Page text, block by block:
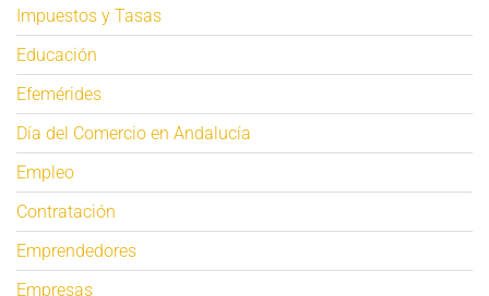
Impuestos y Tasas
Educación
Efemérides
Día del Comercio en Andalucía
Empleo
Contratación
Emprendedores
Empresas